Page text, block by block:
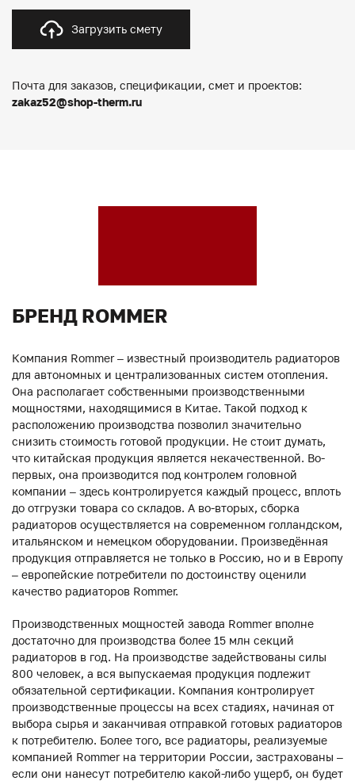
Загрузить смету
Почта для заказов, спецификации, смет и проектов:
zakaz52@shop-therm.ru
БРЕНД ROMMER
Компания Rommer – известный производитель радиаторов
для автономных и централизованных систем отопления.
Она располагает собственными производственными
мощностями, находящимися в Китае. Такой подход к
расположению производства позволил значительно
снизить стоимость готовой продукции. Не стоит думать,
что китайская продукция является некачественной. Во-
первых, она производится под контролем головной
компании – здесь контролируется каждый процесс, вплоть
до отгрузки товара со складов. А во-вторых, сборка
радиаторов осуществляется на современном голландском,
итальянском и немецком оборудовании. Произведённая
продукция отправляется не только в Россию, но и в Европу
– европейские потребители по достоинству оценили
качество радиаторов Rommer.
Производственных мощностей завода Rommer вполне
достаточно для производства более 15 млн секций
радиаторов в год. На производстве задействованы силы
800 человек, а вся выпускаемая продукция подлежит
обязательной сертификации. Компания контролирует
производственные процессы на всех стадиях, начиная от
выбора сырья и заканчивая отправкой готовых радиаторов
к потребителю. Более того, все радиаторы, реализуемые
компанией Rommer на территории России, застрахованы –
если они нанесут потребителю какой-либо ущерб, он будет